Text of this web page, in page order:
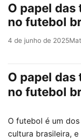
O papel
no futebol
4 de junho de 2025
O papel
no futebol
O futebol é um
cultura brasileira,